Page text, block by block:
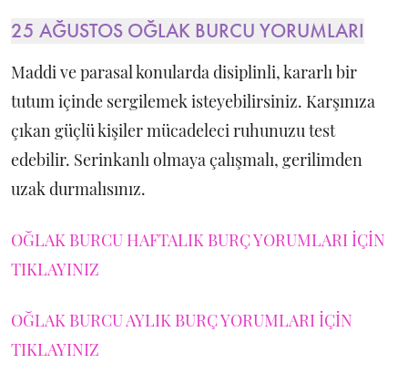
25 AĞUSTOS OĞLAK BURCU YORUMLARI
Maddi ve parasal konularda disiplinli, kararlı bir
tutum içinde sergilemek isteyebilirsiniz. Karşınıza
çıkan güçlü kişiler mücadeleci ruhunuzu test
edebilir. Serinkanlı olmaya çalışmalı, gerilimden
uzak durmalısınız.
OĞLAK BURCU HAFTALIK BURÇ YORUMLARI İÇİN
TIKLAYINIZ
OĞLAK BURCU AYLIK BURÇ YORUMLARI İÇİN
TIKLAYINIZ